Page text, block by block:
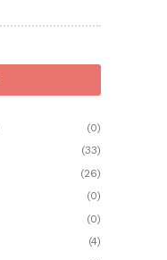
(0)
(33)
(26)
(0)
(0)
(4)